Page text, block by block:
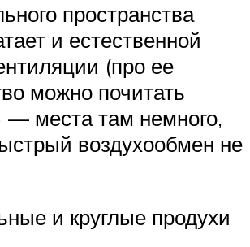
пространства
и естественной
(про ее
можно почитать
— места там немного,
воздухообмен не
и круглые продухи